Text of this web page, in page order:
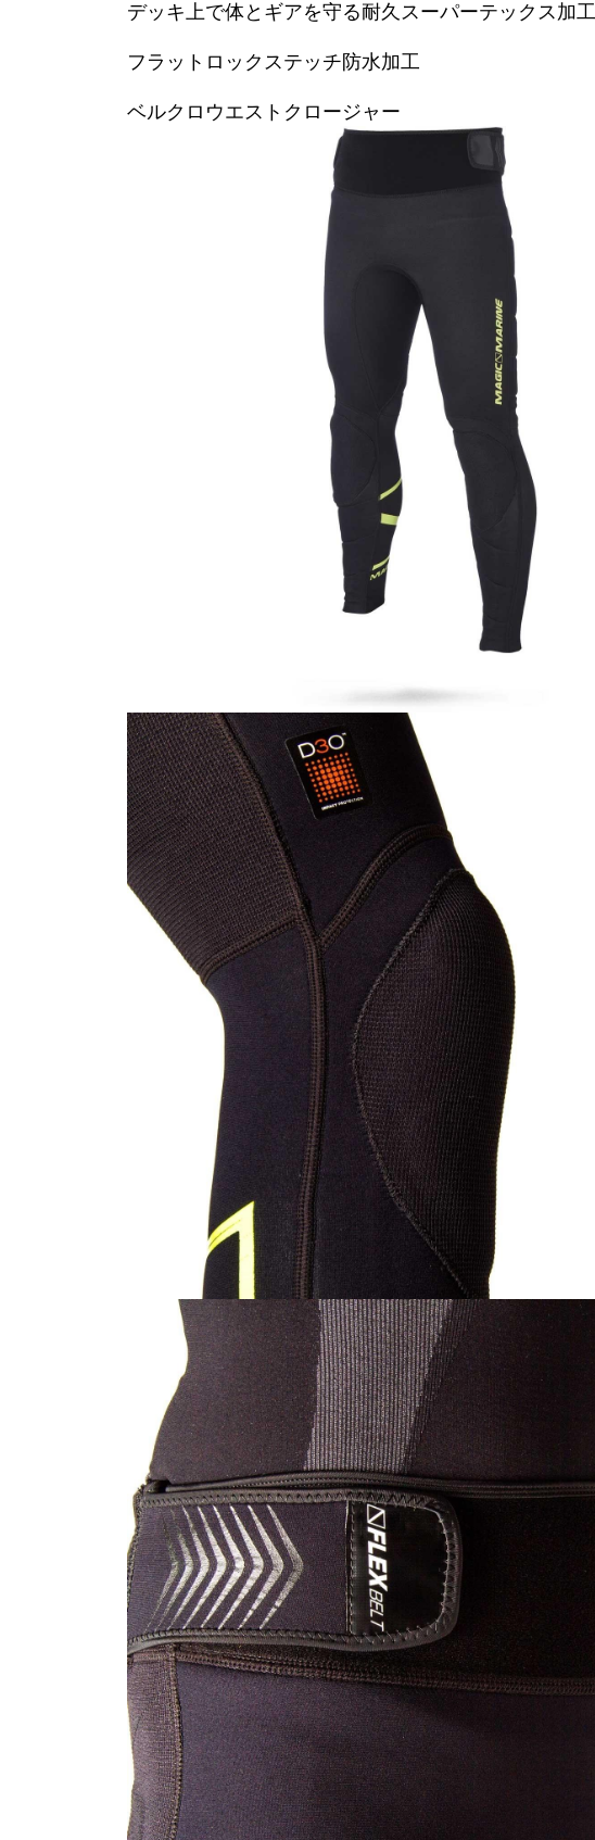
デッキ上で体とギアを守る耐久スーパーテックス加工
フラットロックステッチ防水加工
ベルクロウエストクロージャー